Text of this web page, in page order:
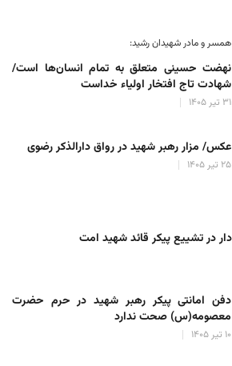
همسر و مادر شهیدان رشید:
نهضت حسینی متعلق به تمام انسان‌ها است/
شهادت تاج افتخار اولیاء خداست
۳۱ تیر ۱۴۰۵
عکس/ مزار رهبر شهید در رواق دارالذکر رضوی
۲۵ تیر ۱۴۰۵
دفن امانتی پیکر رهبر شهید در حرم حضرت
معصومه(س) صحت ندارد
۱۰ تیر ۱۴۰۵